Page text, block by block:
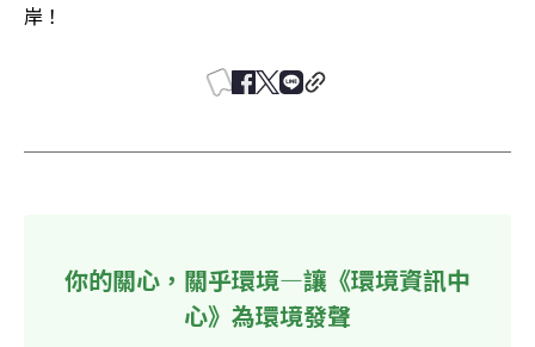
岸！
你的關心，關乎環境—讓《環境資訊中
心》為環境發聲